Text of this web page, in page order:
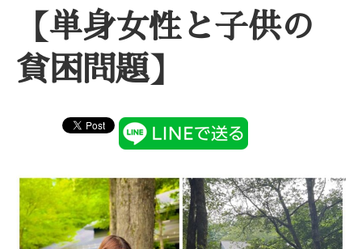
【単身女性と子供の
貧困問題】